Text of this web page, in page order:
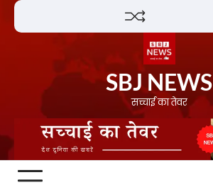
Skip
SBJ NEWS
सच्चाई का तेवर